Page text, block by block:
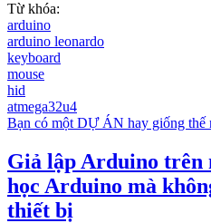
Từ khóa:
arduino
arduino leonardo
keyboard
mouse
hid
atmega32u4
Bạn có một DỰ ÁN hay giống thế
Giả lập Arduino trên
học Arduino mà
thiết bị